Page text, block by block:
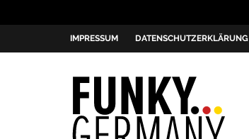
IMPRESSUM DATENSCHUTZERKLÄRUNG